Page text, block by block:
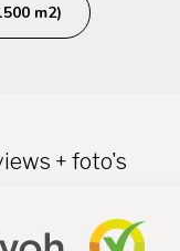
m2)
+ foto's